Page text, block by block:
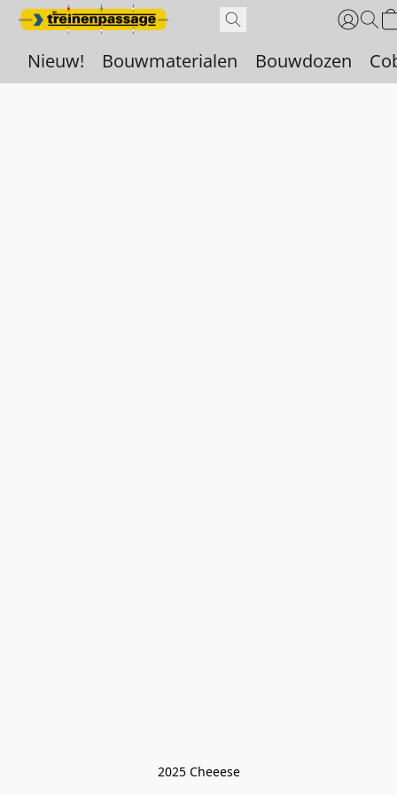
Nieuw! Bouwmaterialen Bouwdozen
2025 Cheeese